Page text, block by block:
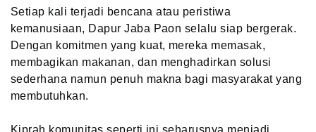
Setiap kali terjadi bencana atau peristiwa
kemanusiaan, Dapur Jaba Paon selalu siap bergerak.
Dengan komitmen yang kuat, mereka memasak,
membagikan makanan, dan menghadirkan solusi
sederhana namun penuh makna bagi masyarakat yang
membutuhkan.